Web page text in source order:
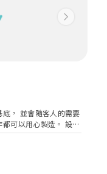
Next
需要
以用心製造。 設計
家認識蠟燭及手工皂